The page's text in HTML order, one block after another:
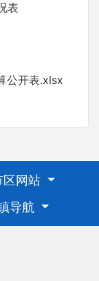
表
公开表.xlsx
区网站
导航